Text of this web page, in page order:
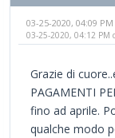
03-25-2020, 04:09 PM
03-25-2020, 04:12 PM
Grazie di
PAGAMENTI
fino ad aprile.
qualche modo